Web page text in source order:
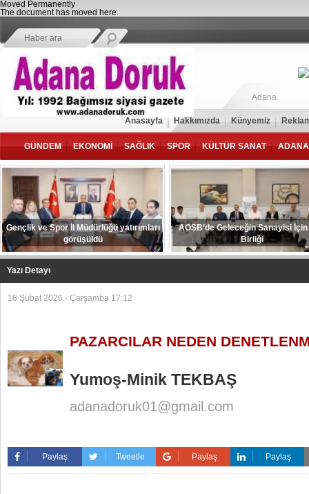
Moved Permanently
The document has moved here.
Adana
Anasayfa Hakkımızda Künyemiz
GÜNDEM EKONOMİ SAĞLIK SPOR KÜLTÜR SANAT ADANA
Gençlik ve Spor İl Müdürlüğü yatırımları
görüşüldü
AOSB’de Geleceğin Sanayisi İçin
Birliği
Yazı Detayı
18 Şubat 2026 - Çarşamba 17:12
PAZARCILAR NEDEN
Yumoş-Minik TEKBAŞ
adanadoruk01@gmail.com
Paylaş Tweetle Paylaş Paylaş